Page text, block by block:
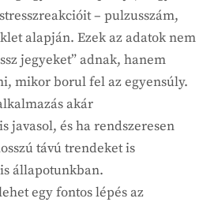
– pulzusszám,
alapján. Ezek az adatok nem
jegyeket” adnak, hanem
mikor borul fel az egyensúly.
akár
javasol, és ha rendszeresen
távú trendeket is
állapotunkban.
egy fontos lépés az